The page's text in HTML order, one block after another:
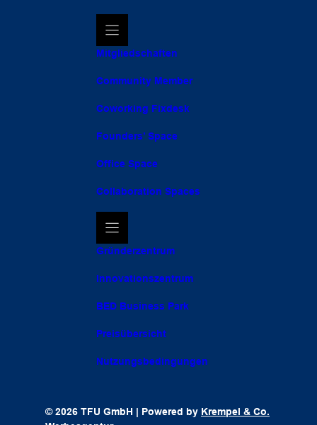
Mitgliedschaften
Community Member
Coworking Fixdesk
Founders’ Space
Office Space
Collaboration Spaces
Gründerzentrum
Innovationszentrum
BED Business Park
Preisübersicht
Nutzungsbedingungen
© 2026 TFU GmbH | Powered by Krempel & Co.